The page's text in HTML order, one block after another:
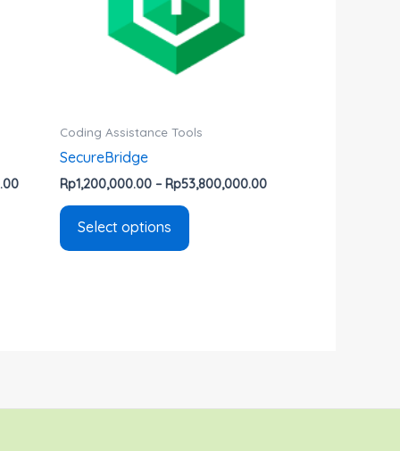
Coding Assistance Tools
SecureBridge
Rp1,200,000.00 – Rp53,800,000.00
Select options
The
options
may
page